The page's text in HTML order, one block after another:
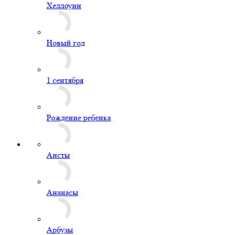
Хеллоуин
Новый год
1 сентября
Рождение ребенка
Аисты
Ананасы
Арбузы